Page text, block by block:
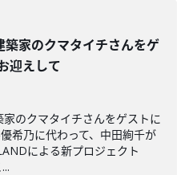
築家のクマタイチさんをゲ
迎えして
のクマタイチさんをゲストに
希乃に代わって、中田絢千が
による新プロジェクト